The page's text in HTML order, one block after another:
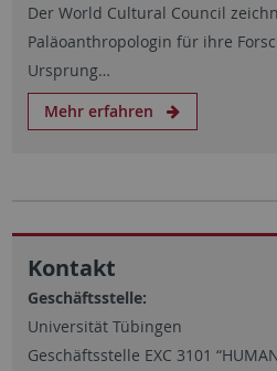
Der World Cultural Council
Paläoanthropologin für ihre
Ursprung…
Mehr erfahren
Kontakt
Geschäftsstelle:
Universität Tübingen
Geschäftsstelle EXC 3101